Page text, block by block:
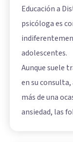
Educación a
psicóloga es
adolescentes.
Aunque suele
en su
más de una
ansiedad, las